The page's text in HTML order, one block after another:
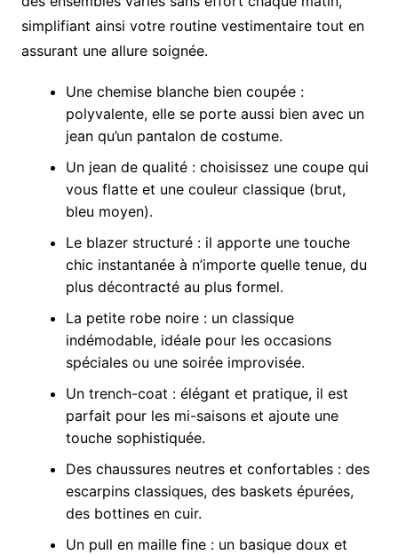
simplifiant ainsi votre routine vestimentaire tout en
assurant une allure soignée.
Une chemise blanche bien coupée :
polyvalente, elle se porte aussi bien avec un
jean qu’un pantalon de costume.
Un jean de qualité : choisissez une coupe qui
vous flatte et une couleur classique (brut,
bleu moyen).
Le blazer structuré : il apporte une touche
chic instantanée à n’importe quelle tenue, du
plus décontracté au plus formel.
La petite robe noire : un classique
indémodable, idéale pour les occasions
spéciales ou une soirée improvisée.
Un trench-coat : élégant et pratique, il est
parfait pour les mi-saisons et ajoute une
touche sophistiquée.
Des chaussures neutres et confortables : des
escarpins classiques, des baskets épurées,
des bottines en cuir.
Un pull en maille fine : un basique doux et